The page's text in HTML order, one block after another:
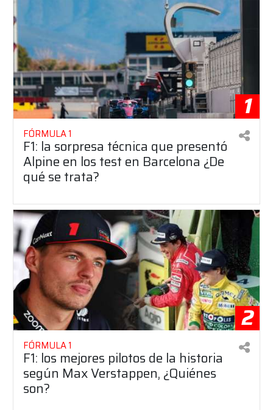
1
FÓRMULA 1
F1: la sorpresa técnica que presentó
Alpine en los test en Barcelona ¿De
qué se trata?
2
FÓRMULA 1
F1: los mejores pilotos de la historia
según Max Verstappen, ¿Quiénes
son?